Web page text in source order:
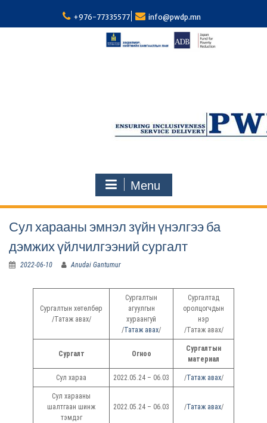
i
+976-77335577 info@pwdp.mn
Menu
Сул харааны эмнэл зүйн үнэлгээ ба
дэмжих үйлчилгээний сургалт
2022-06-10 Anudai Gantumur
Сургалтын хөтөлбөр
/Татаж авах/
Сургалтын
агуулгын
хураангуй
/Татаж авах/
Сургалтад
оролцогчдын
нэр
/Татаж авах/
Сургалт Огноо
Сургалтын
материал
Сул хараа 2022.05.24 – 06.03 /Татаж авах/
Сул харааны
шалтгаан шинж
тэмдэг
2022.05.24 – 06.03 /Татаж авах/